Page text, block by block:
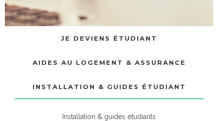
JE DEVIENS ÉTUDIANT
AIDES AU LOGEMENT & ASSURANCE
INSTALLATION & GUIDES ÉTUDIANT
Installation & guides étudiants